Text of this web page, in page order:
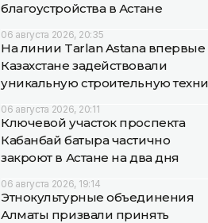
благоустройства в Астане
06 августа 2026, 20:35
На линии Tarlan Astana впервые
Казахстане задействовали
уникальную строительную
06 августа 2026, 20:11
Ключевой участок проспекта
Кабанбай батыра частично
закроют в Астане на два дня
06 августа 2026, 19:14
Этнокультурные объединения
Алматы призвали принять